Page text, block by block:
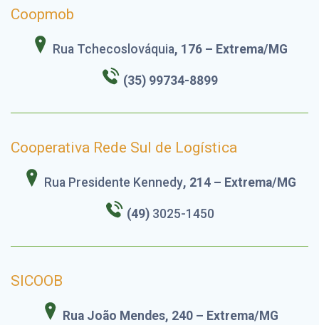
Coopmob
Rua Tchecoslováquia, 176 – Extrema/MG
(35) 99734-8899
Cooperativa Rede Sul de Logística
Rua Presidente Kennedy, 214 – Extrema/MG
(49) 3025-1450
SICOOB
Rua João Mendes, 240 – Extrema/MG